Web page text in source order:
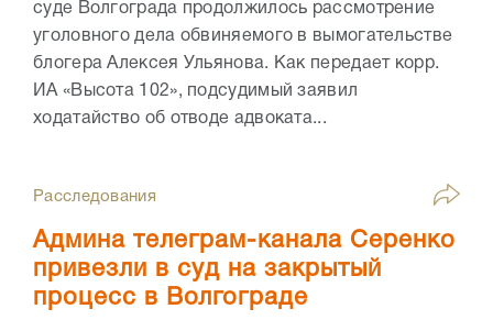
суде Волгограда продолжилось рассмотрение
уголовного дела обвиняемого в вымогательстве
блогера Алексея Ульянова. Как передает корр.
ИА «Высота 102», подсудимый заявил
ходатайство об отводе адвоката...
Расследования
Админа телеграм-канала Серенко
привезли в суд на закрытый
процесс в Волгограде